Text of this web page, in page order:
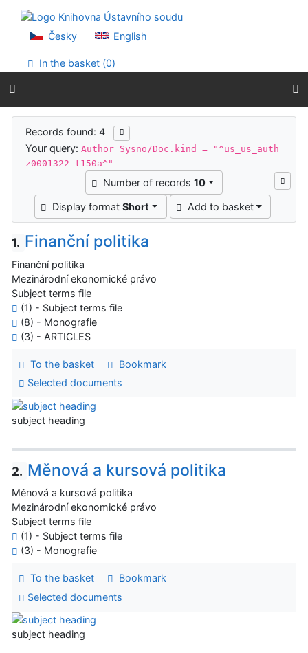
Go to menu
Accessibility declaration
Česky English
In the basket (0)
Search results
Records found: 4
Your query:Author Sysno/Doc.kind = "^us_us_auth
z0001322 t150a^"
Number of records 10
Display formatShort Add to basket
1. Finanční politika
Finanční politika
Mezinárodní ekonomické právo
Subject terms file
(1) - Subject terms file
(8) - Monografie
(3) - ARTICLES
To the basket
Bookmark
Selected documents
subject heading
2. Měnová a kursová politika
Měnová a kursová politika
Mezinárodní ekonomické právo
Subject terms file
(1) - Subject terms file
(3) - Monografie
To the basket
Bookmark
Selected documents
subject heading